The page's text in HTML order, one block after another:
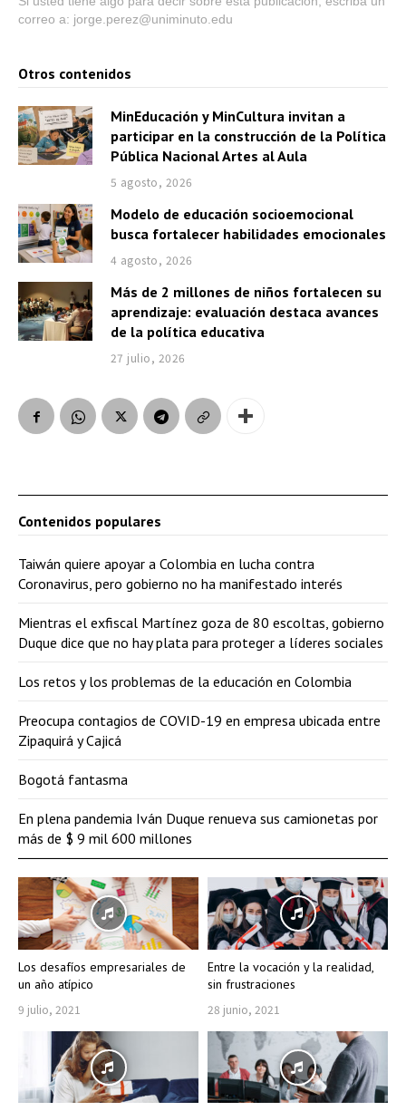
correo a: jorge.perez@uniminuto.edu
Otros contenidos
MinEducación y MinCultura invitan a
participar en la construcción de la Política
Pública Nacional Artes al Aula
5 agosto, 2026
Modelo de educación socioemocional
busca fortalecer habilidades emocionales
4 agosto, 2026
Más de 2 millones de niños fortalecen su
aprendizaje: evaluación destaca avances
de la política educativa
27 julio, 2026
Los desafíos empresariales de
un año atípico
9 julio, 2021
Entre la vocación y la realidad,
sin frustraciones
28 junio, 2021
Contenidos populares
Taiwán quiere apoyar a Colombia en lucha contra
Coronavirus, pero gobierno no ha manifestado interés
Mientras el exfiscal Martínez goza de 80 escoltas, gobierno
Duque dice que no hay plata para proteger a líderes sociales
Los retos y los problemas de la educación en Colombia
Preocupa contagios de COVID-19 en empresa ubicada entre
Zipaquirá y Cajicá
Bogotá fantasma
En plena pandemia Iván Duque renueva sus camionetas por
más de $ 9 mil 600 millones